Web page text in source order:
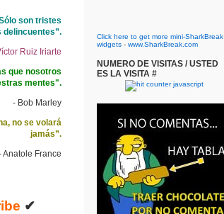
son tristes
delincuentes”.
Ruiz Iriarte
que nosotros
mentes".
- Bob Marley
no se volará
jamás”.
Anatole France
✔
Click here to get more mini-SharkBreak
widgets - www.SharkBreak.com
NUMERO DE VISITAS / USTED
ES LA VISITA #